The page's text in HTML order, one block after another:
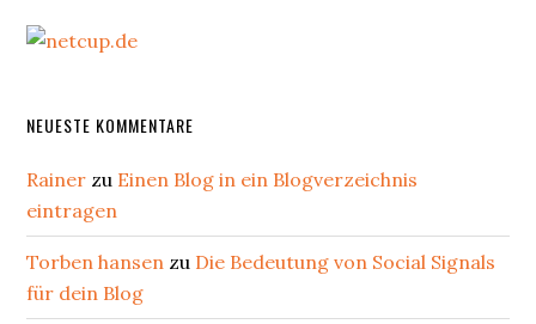
NEUESTE KOMMENTARE
Rainer zu Einen Blog in ein Blogverzeichnis
eintragen
Torben hansen zu Die Bedeutung von Social Signals
für dein Blog